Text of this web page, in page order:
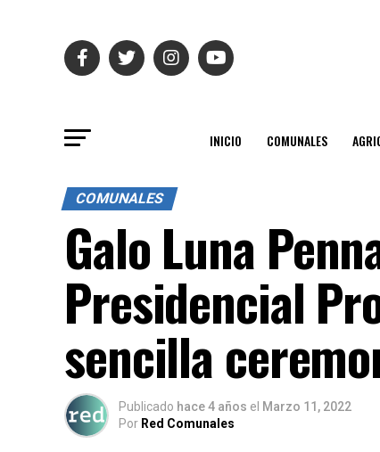
INICIO COMUNALES
COMUNALES
Galo Luna
Presidencial
sencilla
Publicado hace 4 años el Marzo 11, 2022
Por Red Comunales